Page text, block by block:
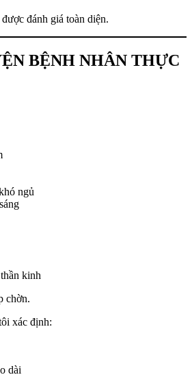
đánh giá toàn diện.
BỆNH NHÂN THỰC
ngủ
kinh
chờn.
xác định:
dài